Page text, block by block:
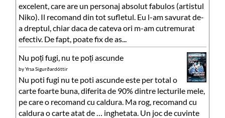
excelent, care are un personaj absolut fabulos (artistul
Niko). Il recomand din tot sufletul. Eu l-am savurat de-
a dreptul, chiar daca de cateva ori m-am cutremurat
efectiv. De fapt, poate fix de as...
Nu poți fugi, nu te poți ascunde
byYrsa Sigurðardóttir
Nu poti fugi nu te poti ascunde este per total o
carte foarte buna, diferita de 90% dintre lecturile mele,
pe care o recomand cu caldura. Ma rog, recomand cu
caldura o carte atat de … inghetata. Un joc de cuvinte